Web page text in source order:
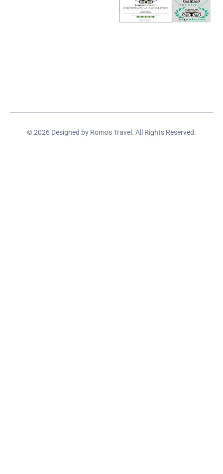
© 2026 Designed by Romos Travel. All Rights Reserved.